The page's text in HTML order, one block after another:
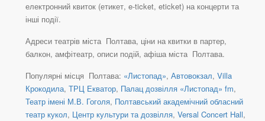
електронний квиток (етикет, e-ticket, eticket) на концерти та
інші події.
Адреси театрів міста Полтава, ціни на квитки в партер,
балкон, амфітеатр, описи подій, афіша міста Полтава.
Популярні місця Полтава: «Листопад», Автовокзал, Villa
Крокодила, ТРЦ Екватор, Палац дозвілля «Листопад» fm,
Театр імені М.В. Гоголя, Полтавський академічний обласний
театр кукол, Центр культури та дозвілля, Versal Concert Hall,